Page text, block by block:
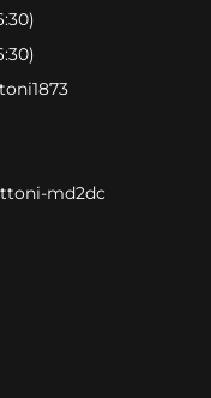
md2dc